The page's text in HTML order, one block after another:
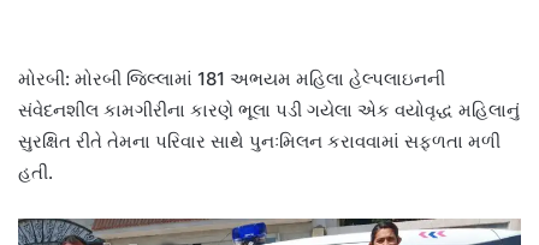
મોરબી: મોરબી જિલ્લામાં 181 અભયમ મહિલા હેલ્પલાઇનની
સંવેદનશીલ કામગીરીના કારણે ભૂલા પડી ગયેલા એક વયોવૃદ્ધ મહિલાનું
સુરક્ષિત રીતે તેમના પરિવાર સાથે પુનઃમિલન કરાવવામાં સફળતા મળી
હતી.